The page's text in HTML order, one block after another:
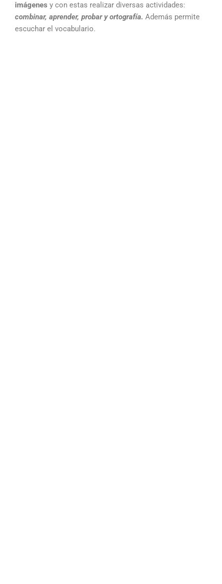
imágenes y con estas realizar diversas actividades:
combinar, aprender, probar y ortografía. Además permite
escuchar el vocabulario.